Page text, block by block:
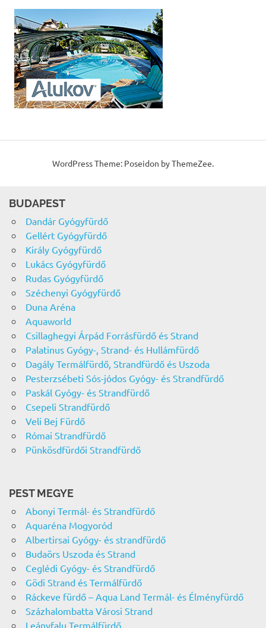
WordPress Theme: Poseidon by ThemeZee.
BUDAPEST
Dandár Gyógyfürdő
Gellért Gyógyfürdő
Király Gyógyfürdő
Lukács Gyógyfürdő
Rudas Gyógyfürdő
Széchenyi Gyógyfürdő
Duna Aréna
Aquaworld
Csillaghegyi Árpád Forrásfürdő és Strand
Palatinus Gyógy-, Strand- és Hullámfürdő
Dagály Termálfürdő, Strandfürdő és Uszoda
Pesterzsébeti Sós-jódos Gyógy- és Strandfürdő
Paskál Gyógy- és Strandfürdő
Csepeli Strandfürdő
Veli Bej Fürdő
Római Strandfürdő
Pünkösdfürdői Strandfürdő
PEST MEGYE
Abonyi Termál- és Strandfürdő
Aquaréna Mogyoród
Albertirsai Gyógy- és strandfürdő
Budaörs Uszoda és Strand
Ceglédi Gyógy- és Strandfürdő
Gödi Strand és Termálfürdő
Ráckeve fürdő – Aqua Land Termál- és Élményfürdő
Százhalombatta Városi Strand
Leányfalu Termálfürdő